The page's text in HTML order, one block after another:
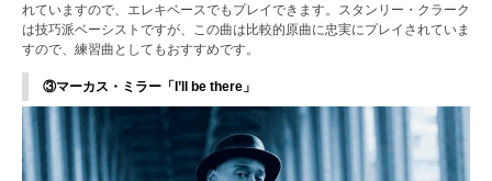
れていますので、エレキベースでもプレイできます。スタンリー・クラーク
は技巧派ベーシストですが、この曲は比較的原曲に忠実にプレイされていま
すので、練習曲としてもおすすめです。
③マーカス・ミラー「I’ll be there」